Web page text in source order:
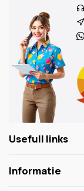
Usefull links
Informatie